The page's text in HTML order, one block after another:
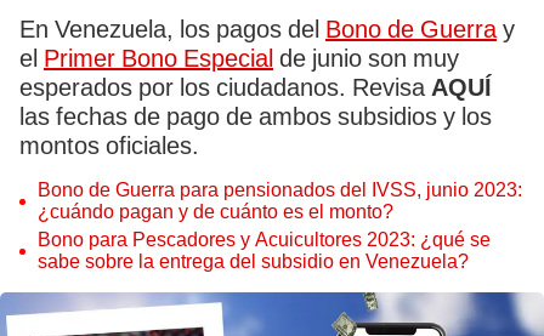
En Venezuela, los pagos del Bono de Guerray
el Primer Bono Especial de junio son muy
esperados por los ciudadanos. Revisa AQUÍ
las fechas de pago de ambos subsidios y los
montos oficiales.
Bono de Guerra para pensionados del IVSS, junio 2023:
¿cuándo pagan y de cuánto es el monto?
Bono para Pescadores y Acuicultores 2023: ¿qué se
sabe sobre la entrega del subsidio en Venezuela?